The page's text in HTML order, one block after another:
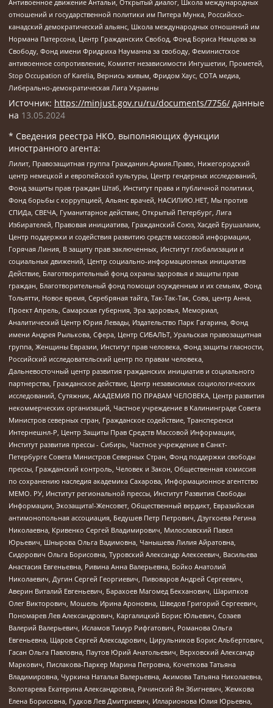
Антивоенное движение Антальи, Открытый диалог, Школа международных
отношений и государственной политики им Питера Мунка, Российско-
канадский демократический альянс, Школа международных отношений им
Нормана Патерсона, Центр Гражданских Свобод, Фонд Бориса Немцова за
Свободу, Фонд имени Фридриха Науманна за свободу, Феминистское
антивоенное сопротивление, Комитет независимости Ингушетии, Прометей,
Stop Occupation of Karelia, Вернись живым, Фридом Хаус, СОТА медиа,
Либерально-демократическая Лига Украины
Источник: https://minjust.gov.ru/ru/documents/7756/ данные
на 13.05.2024
* Сведения реестра НКО, выполняющих функции
иностранного агента:
Лилит, Правозащитная группа Гражданин.Армия.Право, Нижегородский
центр немецкой и европейской культуры, Центр гендерных исследований,
Фонд защиты прав граждан Штаб, Институт права и публичной политики,
Фонд борьбы с коррупцией, Альянс врачей, НАСИЛИЮ.НЕТ, Мы против
СПИДа, СВЕЧА, Гуманитарное действие, Открытый Петербург, Лига
Избирателей, Правовая инициатива, Гражданский Союз, Хасдей Ерушалаим,
Центр поддержки и содействия развитию средств массовой информации,
Горячая Линия, В защиту прав заключенных, Институт глобализации и
социальных движений, Центр социально-информационных инициатив
Действие, Благотворительный фонд охраны здоровья и защиты прав
граждан, Благотворительный фонд помощи осужденным и их семьям, Фонд
Тольятти, Новое время, Серебряная тайга, Так-Так-Так, Сова, центр Анна,
Проект Апрель, Самарская губерния, Эра здоровья, Мемориал,
Аналитический Центр Юрия Левады, Издательство Парк Гагарина, Фонд
имени Андрея Рылькова, Сфера, Центр СИБАЛЬТ, Уральская правозащитная
группа, Женщины Евразии, Институт прав человека, Фонд защиты гласности,
Российский исследовательский центр по правам человека,
Дальневосточный центр развития гражданских инициатив и социального
партнерства, Гражданское действие, Центр независимых социологических
исследований, Сутяжник, АКАДЕМИЯ ПО ПРАВАМ ЧЕЛОВЕКА, Центр развития
некоммерческих организаций, Частное учреждение в Калининграде Совета
Министров северных стран, Гражданское содействие, Трансперенси
Интернешнл-Р, Центр Защиты Прав Средств Массовой Информации,
Институт развития прессы - Сибирь, Частное учреждение в Санкт-
Петербурге Совета Министров Северных Стран, Фонд поддержки свободы
прессы, Гражданский контроль, Человек и Закон, Общественная комиссия
по сохранению наследия академика Сахарова, Информационное агентство
МЕМО. РУ, Институт региональной прессы, Институт Развития Свободы
Информации, Экозащита!-Женсовет, Общественный вердикт, Евразийская
антимонопольная ассоциация, Бедушев Петр Петрович, Дзугкоева Регина
Николаевна, Кривенко Сергей Владимирович, Милославский Павел
Юрьевич, Шнырова Ольга Вадимовна, Чанышева Лилия Айратовна,
Сидорович Ольга Борисовна, Туровский Александр Алексеевич, Васильева
Анастасия Евгеньевна, Ривина Анна Валерьевна, Бойко Анатолий
Николаевич, Дугин Сергей Георгиевич, Пивоваров Андрей Сергеевич,
Аверин Виталий Евгеньевич, Барахоев Магомед Бекханович, Шарипков
Олег Викторович, Мошель Ирина Ароновна, Шведов Григорий Сергеевич,
Пономарев Лев Александрович, Каргалицкий Борис Юльевич, Созаев
Валерий Валерьевич, Исламов Тимур Рифгатович, Романова Ольга
Евгеньевна, Щаров Сергей Алексадрович, Цирульников Борис Альбертович,
Гасан Ольга Павловна, Паутов Юрий Анатольевич, Верховский Александр
Маркович, Пислакова-Паркер Марина Петровна, Кочеткова Татьяна
Владимировна, Чуркина Наталья Валерьевна, Акимова Татьяна Николаевна,
Золотарева Екатерина Александровна, Рачинский Ян Збигневич, Жемкова
Елена Борисовна, Гудков Лев Дмитриевич, Илларионова Юлия Юрьевна,